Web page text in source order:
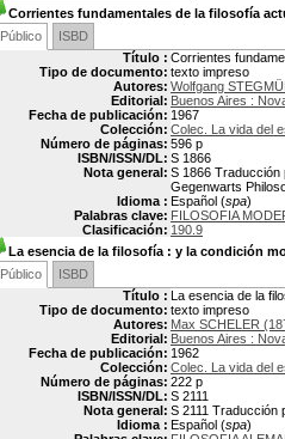
Corrientes fundamentales de la filosofía
Público
ISBD
Título : Corrientes
Tipo de documento: texto impreso
Autores: Wolfgang
Editorial: Buenos Aires :
Fecha de publicación: 1967
Colección: Colec. La vida del
Número de páginas: 596 p
ISBN/ISSN/DL: S 1866
Nota general: S 1866 Traducción
Gegenwarts
Idioma : Español (spa)
Palabras clave: FILOSOFIA
Clasificación: 190.9
La esencia de la filosofía : y la condición
Público
ISBD
Título : La esencia de la
Tipo de documento: texto impreso
Autores: Max SCHELER
Editorial: Buenos Aires :
Fecha de publicación: 1962
Colección: Colec. La vida del
Número de páginas: 222 p
ISBN/ISSN/DL: S 2111
Nota general: S 2111 Traducción
Idioma : Español (spa)